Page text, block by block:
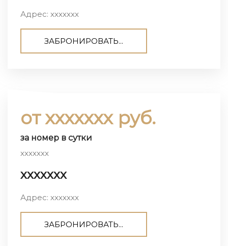
Адрес: ххххххх
ЗАБРОНИРОВАТЬ...
от ххххххх руб.
за номер в сутки
ххххххх
ххххххх
Адрес: ххххххх
ЗАБРОНИРОВАТЬ...